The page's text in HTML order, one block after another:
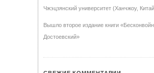
Чжэцзянский университет (Ханчжоу,
Вышло второе издание книги
Достоевский»